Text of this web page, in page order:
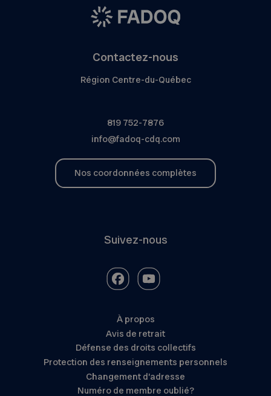
Contactez-nous
Région Centre-du-Québec
819 752-7876
info@fadoq-cdq.com
Nos coordonnées complètes
Suivez-nous
À propos
Avis de retrait
Défense des droits collectifs
Protection des renseignements personnels
Changement d’adresse
Numéro de membre oublié?